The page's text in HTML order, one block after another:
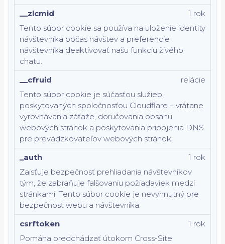
__zlcmid
Tento súbor cookie sa používa na uloženie identity
návštevníka počas návštev a preferencie
návštevníka deaktivovať našu funkciu živého
chatu.
1 rok
__cfruid
Tento súbor cookie je súčasťou služieb
poskytovaných spoločnosťou Cloudflare – vrátane
vyrovnávania záťaže, doručovania obsahu
webových stránok a poskytovania pripojenia DNS
pre prevádzkovateľov webových stránok.
relácie
_auth
Zaisťuje bezpečnosť prehliadania návštevníkov
tým, že zabraňuje falšovaniu požiadaviek medzi
stránkami. Tento súbor cookie je nevyhnutný pre
bezpečnosť webu a návštevníka.
1 rok
csrftoken
Pomáha predchádzať útokom Cross-Site
1 rok